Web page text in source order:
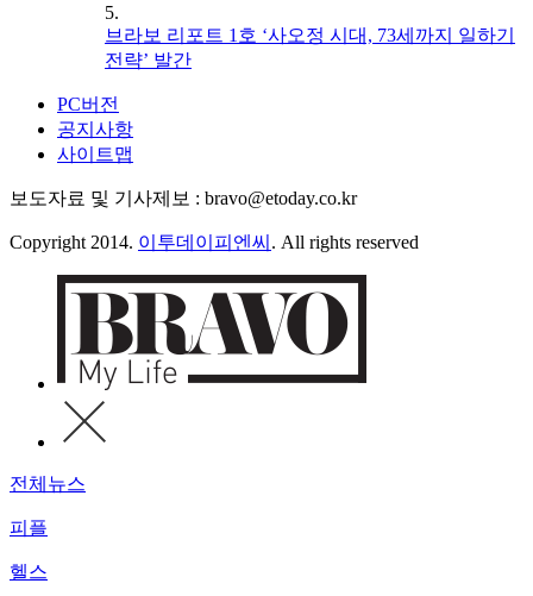
5.
브라보 리포트 1호 ‘사오정 시대, 73세까지 일하기
전략’ 발간
PC버전
공지사항
사이트맵
보도자료 및 기사제보 : bravo@etoday.co.kr
Copyright 2014. 이투데이피엔씨 . All rights reserved
전체뉴스
피플
헬스